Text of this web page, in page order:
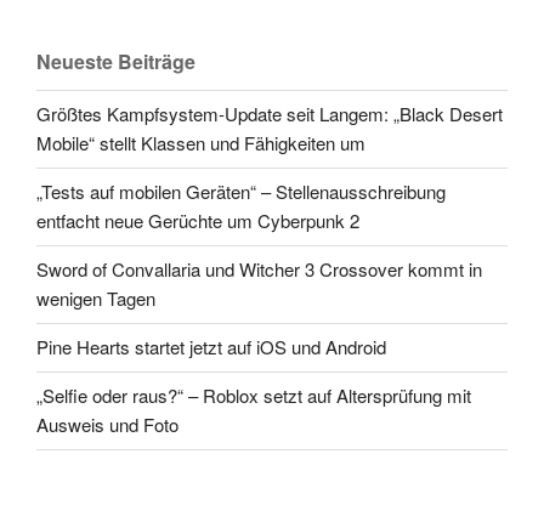
Neueste Beiträge
Größtes Kampfsystem-Update seit Langem: „Black Desert
Mobile“ stellt Klassen und Fähigkeiten um
„Tests auf mobilen Geräten“ – Stellenausschreibung
entfacht neue Gerüchte um Cyberpunk 2
Sword of Convallaria und Witcher 3 Crossover kommt in
wenigen Tagen
Pine Hearts startet jetzt auf iOS und Android
„Selfie oder raus?“ – Roblox setzt auf Altersprüfung mit
Ausweis und Foto